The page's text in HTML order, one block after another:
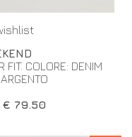
COLORE: DENIM
€ 79.50